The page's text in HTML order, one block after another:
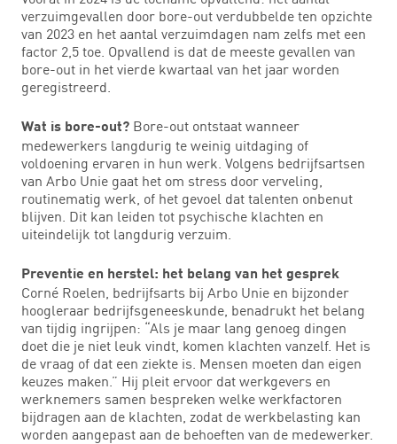
verzuimgevallen door bore-out verdubbelde ten opzichte
van 2023 en het aantal verzuimdagen nam zelfs met een
factor 2,5 toe. Opvallend is dat de meeste gevallen van
bore-out in het vierde kwartaal van het jaar worden
geregistreerd.
Wat is bore-out? Bore-out ontstaat wanneer
medewerkers langdurig te weinig uitdaging of
voldoening ervaren in hun werk. Volgens bedrijfsartsen
van Arbo Unie gaat het om stress door verveling,
routinematig werk, of het gevoel dat talenten onbenut
blijven. Dit kan leiden tot psychische klachten en
uiteindelijk tot langdurig verzuim.
Preventie en herstel: het belang van het gesprek
Corné Roelen, bedrijfsarts bij Arbo Unie en bijzonder
hoogleraar bedrijfsgeneeskunde, benadrukt het belang
van tijdig ingrijpen: “Als je maar lang genoeg dingen
doet die je niet leuk vindt, komen klachten vanzelf. Het is
de vraag of dat een ziekte is. Mensen moeten dan eigen
keuzes maken.” Hij pleit ervoor dat werkgevers en
werknemers samen bespreken welke werkfactoren
bijdragen aan de klachten, zodat de werkbelasting kan
worden aangepast aan de behoeften van de medewerker.